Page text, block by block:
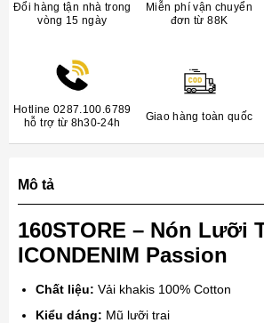
Đổi hàng tận nhà trong
vòng 15 ngày
Miễn phí vận chuyển
đơn từ 88K
Hotline 0287.100.6789
hỗ trợ từ 8h30-24h
Giao hàng toàn quốc
Mô tả
160STORE – Nón Lưỡi
ICONDENIM Passion
Chất liệu: Vải khakis 100% Cotton
Kiểu dáng: Mũ lưỡi trai